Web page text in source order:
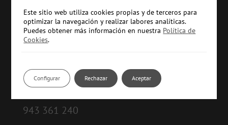
info@arekson.com
943 361 240
Este sitio web utiliza cookies propias y de terceros para
optimizar la navegación y realizar labores analíticas.
Puedes obtener más información en nuestra Política de
Cookies.
Aceptar
Rechazar
Configurar